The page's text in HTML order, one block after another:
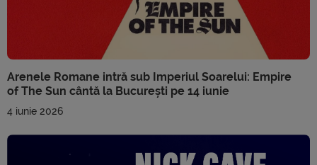
Arenele Romane intră sub Imperiul Soarelui: Empire
of The Sun cântă la București pe 14 iunie
4 iunie 2026